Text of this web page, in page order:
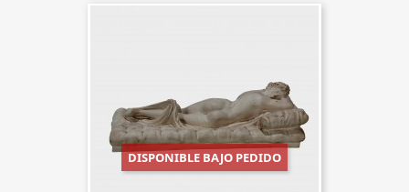
DISPONIBLE BAJO PEDIDO